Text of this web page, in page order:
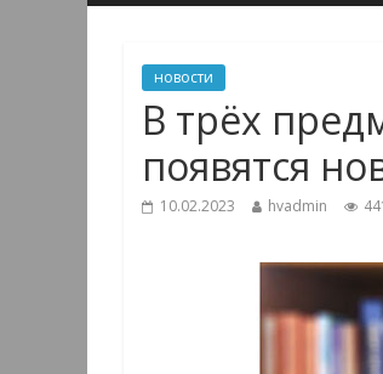
новости
В трёх
появятся
10.02.2023 hvadmin